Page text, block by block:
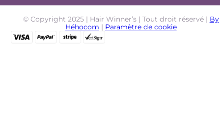
© Copyright 2025 | Hair Winner’s | Tout droit réservé | By
Héhocom | Paramètre de cookie